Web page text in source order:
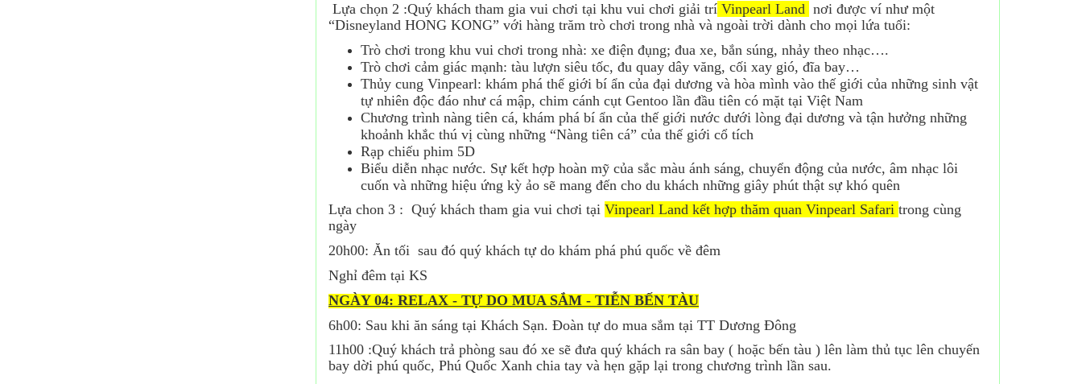
Lựa chọn 2 :Quý khách tham gia vui chơi tại khu vui chơi giải trí Vinpearl Land nơi được ví như một
“Disneyland HONG KONG” với hàng trăm trò chơi trong nhà và ngoài trời dành cho mọi lứa tuổi:
Trò chơi trong khu vui chơi trong nhà: xe điện đụng; đua xe, bắn súng, nhảy theo nhạc….
Trò chơi cảm giác mạnh: tàu lượn siêu tốc, đu quay dây văng, cối xay gió, đĩa bay…
Thủy cung Vinpearl: khám phá thế giới bí ẩn của đại dương và hòa mình vào thế giới của những sinh vật
tự nhiên độc đáo như cá mập, chim cánh cụt Gentoo lần đầu tiên có mặt tại Việt Nam
Chương trình nàng tiên cá, khám phá bí ẩn của thế giới nước dưới lòng đại dương và tận hưởng những
khoảnh khắc thú vị cùng những “Nàng tiên cá” của thế giới cổ tích
Rạp chiếu phim 5D
Biểu diễn nhạc nước. Sự kết hợp hoàn mỹ của sắc màu ánh sáng, chuyển động của nước, âm nhạc lôi
cuốn và những hiệu ứng kỳ ảo sẽ mang đến cho du khách những giây phút thật sự khó quên
Lựa chon 3 : Quý khách tham gia vui chơi tại Vinpearl Land kết hợp thăm quan Vinpearl Safari trong cùng
ngày
20h00: Ăn tối sau đó quý khách tự do khám phá phú quốc về đêm
Nghỉ đêm tại KS
NGÀY 04: RELAX - TỰ DO MUA SẮM - TIỄN BẾN TÀU
6h00: Sau khi ăn sáng tại Khách Sạn. Đoàn tự do mua sắm tại TT Dương Đông
11h00 :Quý khách trả phòng sau đó xe sẽ đưa quý khách ra sân bay ( hoặc bến tàu ) lên làm thủ tục lên chuyến
bay dời phú quốc, Phú Quốc Xanh chia tay và hẹn gặp lại trong chương trình lần sau.